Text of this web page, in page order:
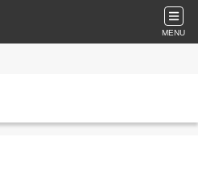
MENU